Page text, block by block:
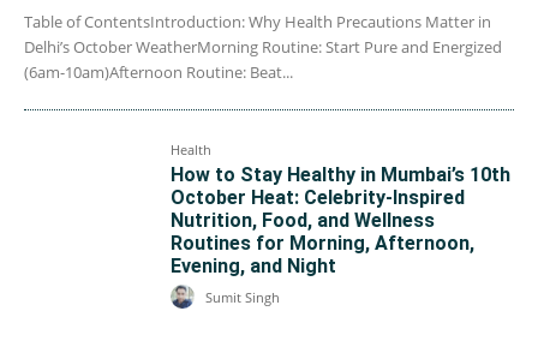
Table of ContentsIntroduction: Why Health Precautions Matter in
Delhi’s October WeatherMorning Routine: Start Pure and Energized
(6am-10am)Afternoon Routine: Beat...
Health
How to Stay Healthy in Mumbai’s 10th
October Heat: Celebrity-Inspired
Nutrition, Food, and Wellness
Routines for Morning, Afternoon,
Evening, and Night
Sumit Singh